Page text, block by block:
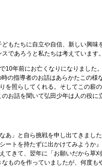
もたちに自立や自信、新しい興味
であろうと私たちは考えています。
年前にお亡くなりになりました
の指導者のお話はあらかたこの
照らしてくれる。そしてこの薪
お話を聞いて弘田少年は人の役
」と自ら挑戦を申し出てきまし
トを持たずに出かけてみようか
きて、翌年に「お願いだから草
ものを作っていましたが、何度